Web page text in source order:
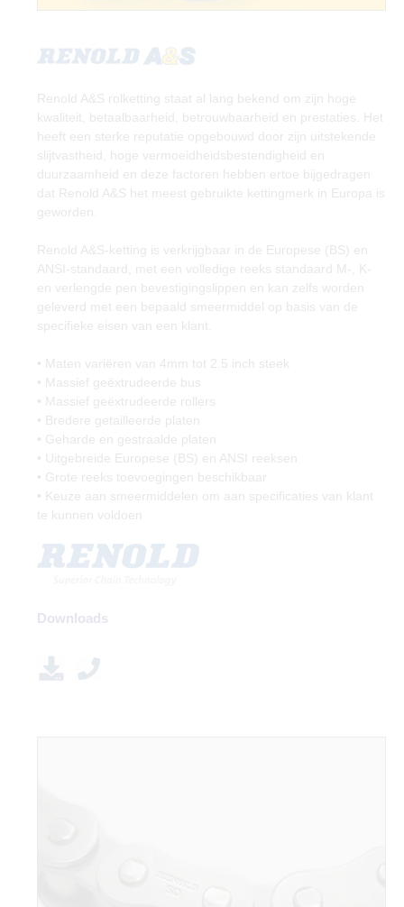
Renold A&S rolketting staat al lang bekend om zijn hoge
kwaliteit, betaalbaarheid, betrouwbaarheid en prestaties. Het
heeft een sterke reputatie opgebouwd door zijn uitstekende
slijtvastheid, hoge vermoeidheidsbestendigheid en
duurzaamheid en deze factoren hebben ertoe bijgedragen
dat Renold A&S het meest gebruikte kettingmerk in Europa is
geworden.
Renold A&S-ketting is verkrijgbaar in de Europese (BS) en
ANSI-standaard, met een volledige reeks standaard M-, K-
en verlengde pen bevestigingslippen en kan zelfs worden
geleverd met een bepaald smeermiddel op basis van de
specifieke eisen van een klant.
• Maten variëren van 4mm tot 2.5 inch steek
• Massief geëxtrudeerde bus
• Massief geëxtrudeerde rollers
• Bredere getailleerde platen
• Geharde en gestraalde platen
• Uitgebreide Europese (BS) en ANSI reeksen
• Grote reeks toevoegingen beschikbaar
• Keuze aan smeermiddelen om aan specificaties van klant
te kunnen voldoen
Downloads